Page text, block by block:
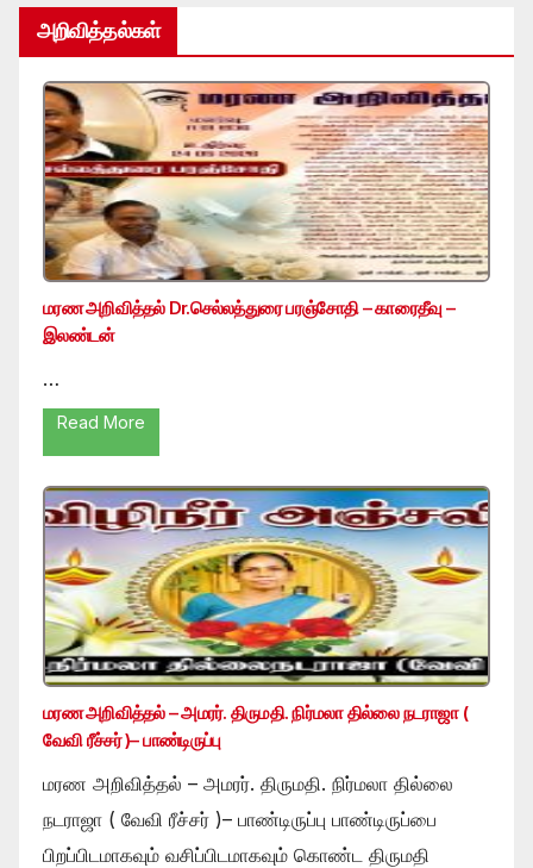
அறிவித்தல்கள்
மரண அறிவித்தல் Dr.செல்லத்துரை பரஞ்சோதி – காரைதீவு –
இலண்டன்
…
Read More
மரண அறிவித்தல் – அமரர். திருமதி. நிர்மலா தில்லை நடராஜா (
வேவி ரீச்சர் )– பாண்டிருப்பு
மரண அறிவித்தல் – அமரர். திருமதி. நிர்மலா தில்லை
நடராஜா ( வேவி ரீச்சர் )– பாண்டிருப்பு பாண்டிருப்பை
பிறப்பிடமாகவும் வசிப்பிடமாகவும் கொண்ட திருமதி